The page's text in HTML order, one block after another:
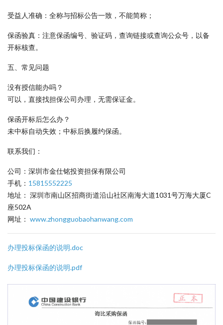
受益人准确：全称与招标公告一致，不能简称；
保函验真：注意保函编号、验证码，查询链接或查询公众号，以备
开标核查。
五、常见问题
没有授信能办吗？
可以，直接找担保公司办理，无需保证金。
保函开标后怎么办？
未中标自动失效；中标后换履约保函。
联系我们：
公司：深圳市金仕铭投资担保有限公司
手机： 15815552225
地址： 深圳市南山区招商街道沿山社区南海大道1031号万海大厦C
座502A
网址： www.zhongguobaohanwang.com
办理投标保函的说明.doc
办理投标保函的说明.pdf